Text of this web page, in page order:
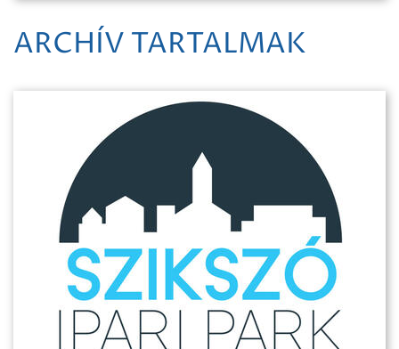
ARCHÍV TARTALMAK